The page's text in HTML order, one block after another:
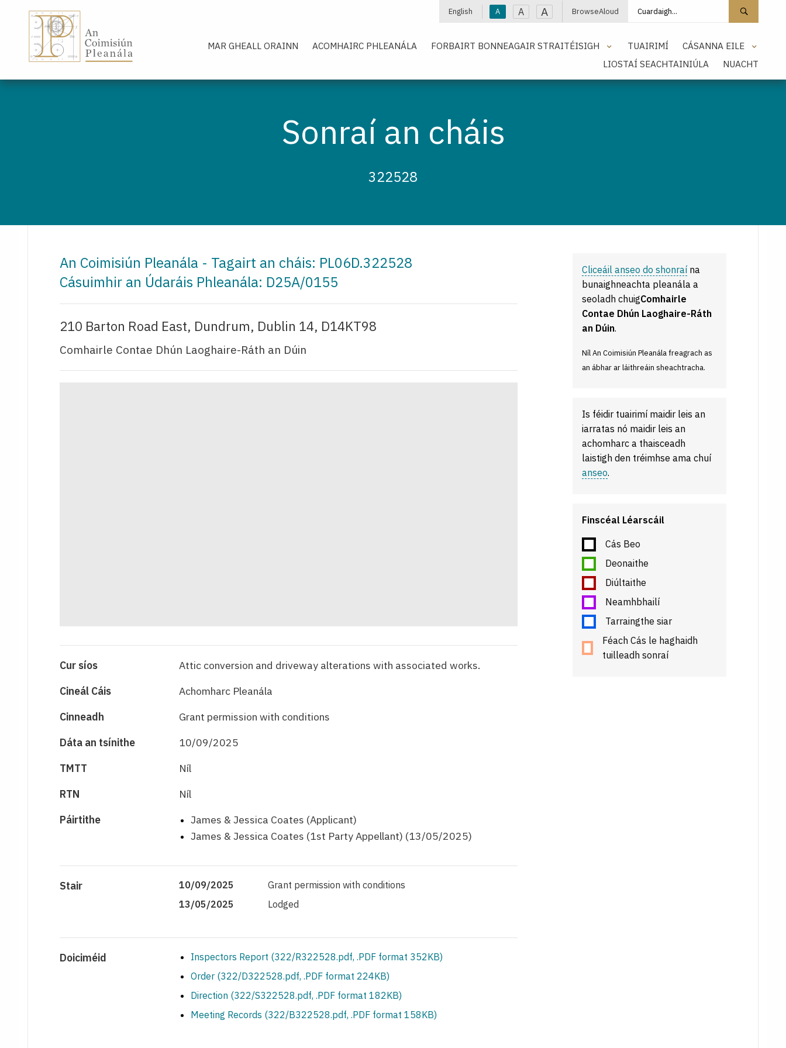
English A A A BrowseAloud Cuardaigh láithreán
MAR GHEALL ORAINN ACOMHAIRC PHLEANÁLA FORBAIRT BONNEAGAIR STRAITÉISIGH TUAIRIMÍ
CÁSANNA EILE
LIOSTAÍ SEACHTAINIÚLA
NUACHT
Sonraí an cháis
322528
An Coimisiún Pleanála - Tagairt an cháis: PL06D.322528
Cásuimhir an Údaráis Phleanála: D25A/0155
210 Barton Road East, Dundrum, Dublin 14, D14KT98
Comhairle Contae Dhún Laoghaire-Ráth an Dúin
Cur síos
Attic conversion and driveway alterations with associated works.
Cineál Cáis
Achomharc Pleanála
Cinneadh
Grant permission with conditions
Dáta an tsínithe
10/09/2025
TMTT
Níl
RTN
Níl
Páirtithe
James & Jessica Coates (Applicant)
James & Jessica Coates (1st Party Appellant) (13/05/2025)
Stair 10/09/2025
Grant permission with conditions
13/05/2025
Lodged
Doiciméid
Inspectors Report (322/R322528.pdf, .PDF format 352KB)
Order (322/D322528.pdf, .PDF format 224KB)
Direction (322/S322528.pdf, .PDF format 182KB)
Meeting Records (322/B322528.pdf, .PDF format 158KB)
Cliceáil anseo do shonraí na
bunaighneachta pleanála a
seoladh chuigComhairle
Contae Dhún Laoghaire-Ráth
an Dúin.
Níl An Coimisiún Pleanála freagrach as
an ábhar ar láithreáin sheachtracha.
Is féidir tuairimí maidir leis an
iarratas nó maidir leis an
achomharc a thaisceadh
laistigh den tréimhse ama chuí
anseo.
Finscéal Léarscáil
Cás Beo
Deonaithe
Diúltaithe
Neamhbhailí
Tarraingthe siar
Féach Cás le haghaidh
tuilleadh sonraí